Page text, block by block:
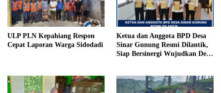
ULP PLN Kepahiang Respon
Cepat Laporan Warga Sidodadi
Ketua dan Anggota BPD Desa
Sinar Gunung Resmi Dilantik,
Siap Bersinergi Wujudkan Desa